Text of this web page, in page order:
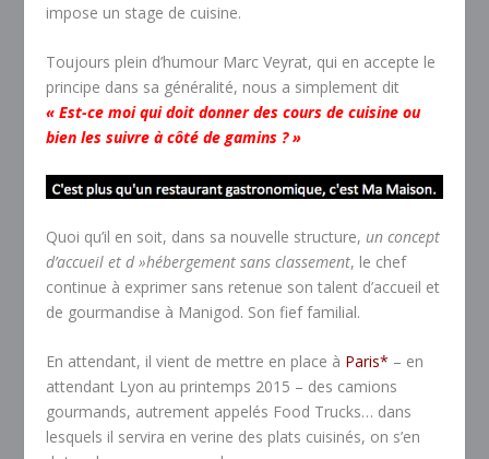
impose un stage de cuisine.
Toujours plein d’humour Marc Veyrat, qui en accepte le
principe dans sa généralité, nous a simplement dit
« Est-ce moi qui doit donner des cours de cuisine ou
bien les suivre à côté de gamins ? »
Quoi qu’il en soit, dans sa nouvelle structure, un concept
d’accueil et d »hébergement sans classement, le chef
continue à exprimer sans retenue son talent d’accueil et
de gourmandise à Manigod. Son fief familial.
En attendant, il vient de mettre en place à Paris* – en
attendant Lyon au printemps 2015 – des camions
gourmands, autrement appelés Food Trucks… dans
lesquels il servira en verine des plats cuisinés, on s’en